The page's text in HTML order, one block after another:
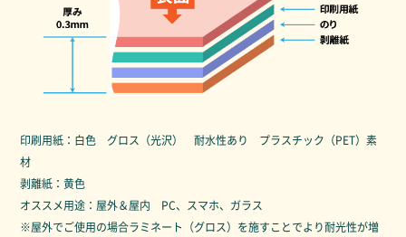
印刷用紙：白色 グロス（光沢） 耐水性あり プラスチック（PET）素
材
剥離紙：黄色
オススメ用途：屋外＆屋内 PC、スマホ、ガラス
※屋外でご使用の場合ラミネート（グロス）を施すことでより耐光性が増